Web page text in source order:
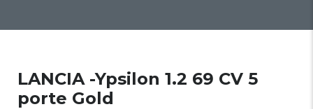
LANCIA -Ypsilon 1.2 69 CV 5
porte Gold